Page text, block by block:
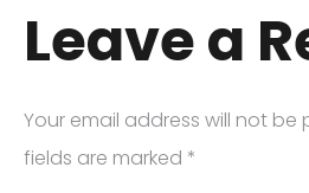
Leave a
Your email address will not be
fields are marked *